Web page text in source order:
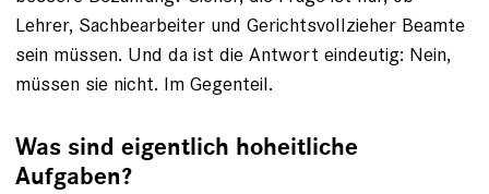
Lehrer, Sachbearbeiter und Gerichtsvoll­zieher Beamte
sein müssen. Und da ist die Antwort eindeutig: Nein,
müssen sie nicht. Im Gegenteil.
Was sind eigentlich hoheitliche
Aufgaben?